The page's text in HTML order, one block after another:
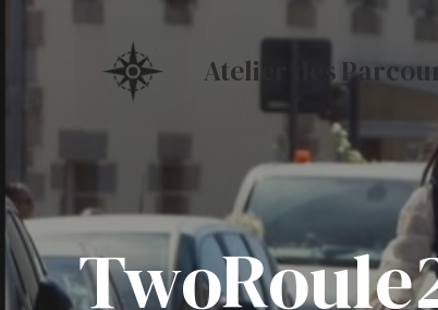
Atelier des